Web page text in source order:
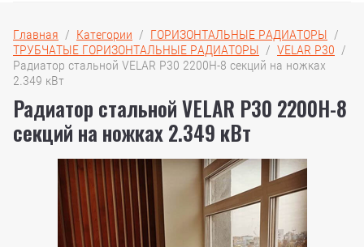
Главная
  /
Категории
  /
ГОРИЗОНТАЛЬНЫЕ РАДИАТОРЫ
ТРУБЧАТЫЕ ГОРИЗОНТАЛЬНЫЕ РАДИАТОРЫ
  /
VELAR P30
  /
Радиатор стальной VELAR P30 2200H-8 секций на ножках
2.349 кВт
Радиатор стальной VELAR P30 2200H-8
секций на ножках 2.349 кВт